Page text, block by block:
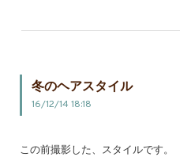
冬のヘアスタイル
16/12/14 18:18
この前撮影した、スタイルです。